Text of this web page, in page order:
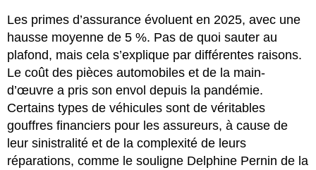
Les primes d’assurance évoluent en 2025, avec une
hausse moyenne de 5 %. Pas de quoi sauter au
plafond, mais cela s’explique par différentes raisons.
Le coût des pièces automobiles et de la main-
d’œuvre a pris son envol depuis la pandémie.
Certains types de véhicules sont de véritables
gouffres financiers pour les assureurs, à cause de
leur sinistralité et de la complexité de leurs
réparations, comme le souligne Delphine Pernin de la